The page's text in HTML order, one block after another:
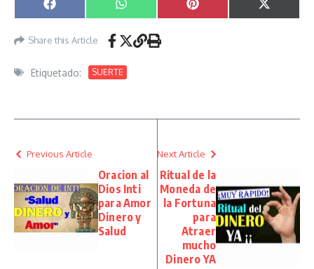
Compartir en
Facebook Compartir en
WhatsApp Compartir en
Pinterest
X
(Twitter)
Share this Article
Etiquetado: SUERTE
Previous Article
Oracion al
Dios Inti
para Amor
Dinero y
Salud
Next Article
Ritual de la
Moneda de
la Fortuna
para
Atraer
mucho
Dinero YA